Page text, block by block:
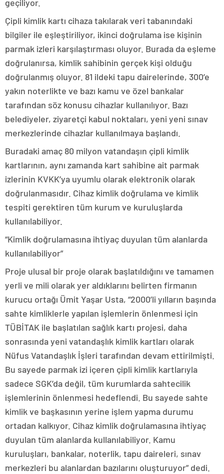
geçiliyor.
Çipli kimlik kartı cihaza takılarak veri tabanındaki
bilgiler ile eşleştiriliyor, ikinci doğrulama ise kişinin
parmak izleri karşılaştırması oluyor. Burada da eşleme
doğrulanırsa, kimlik sahibinin gerçek kişi olduğu
doğrulanmış oluyor. 81 ildeki tapu dairelerinde, 300’e
yakın noterlikte ve bazı kamu ve özel bankalar
tarafından söz konusu cihazlar kullanılıyor. Bazı
belediyeler, ziyaretçi kabul noktaları, yeni yeni sınav
merkezlerinde cihazlar kullanılmaya başlandı.
Buradaki amaç 80 milyon vatandaşın çipli kimlik
kartlarının, aynı zamanda kart sahibine ait parmak
izlerinin KVKK’ya uyumlu olarak elektronik olarak
doğrulanmasıdır. Cihaz kimlik doğrulama ve kimlik
tespiti gerektiren tüm kurum ve kuruluşlarda
kullanılabiliyor.
“Kimlik doğrulamasına ihtiyaç duyulan tüm alanlarda
kullanılabiliyor”
Proje ulusal bir proje olarak başlatıldığını ve tamamen
yerli ve mili olarak yer aldıklarını belirten firmanın
kurucu ortağı Ümit Yaşar Usta, “2000’li yılların başında
sahte kimliklerle yapılan işlemlerin önlenmesi için
TÜBİTAK ile başlatılan sağlık kartı projesi, daha
sonrasında yeni vatandaşlık kimlik kartları olarak
Nüfus Vatandaşlık İşleri tarafından devam ettirilmişti.
Bu sayede parmak izi içeren çipli kimlik kartlarıyla
sadece SGK’da değil, tüm kurumlarda sahtecilik
işlemlerinin önlenmesi hedeflendi. Bu sayede sahte
kimlik ve başkasının yerine işlem yapma durumu
ortadan kalkıyor. Cihaz kimlik doğrulamasına ihtiyaç
duyulan tüm alanlarda kullanılabiliyor. Kamu
kuruluşları, bankalar, noterlik, tapu daireleri, sınav
merkezleri bu alanlardan bazılarını oluşturuyor” dedi.